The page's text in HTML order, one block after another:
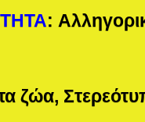
:
ζώα,